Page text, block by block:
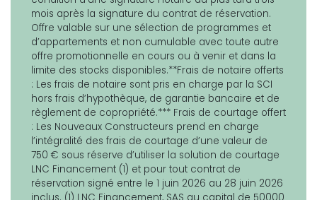
mois après la signature du contrat de réservation.
Offre valable sur une sélection de programmes et
d’appartements et non cumulable avec toute autre
offre promotionnelle en cours ou à venir et dans la
limite des stocks disponibles.**Frais de notaire offerts
: Les frais de notaire sont pris en charge par la SCI
hors frais d’hypothèque, de garantie bancaire et de
règlement de copropriété.*** Frais de courtage offert
: Les Nouveaux Constructeurs prend en charge
l’intégralité des frais de courtage d’une valeur de
750 € sous réserve d’utiliser la solution de courtage
LNC Financement (1) et pour tout contrat de
réservation signé entre le 1 juin 2026 au 28 juin 2026